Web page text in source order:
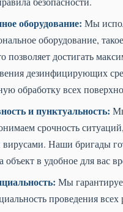
оборудование: Мы
оборудование,
позволяет достигать
дезинфицирующих
обработку всех
и пунктуальность:
срочность
Наши бригады
объект в удобное для вас
Мы
проведения всех